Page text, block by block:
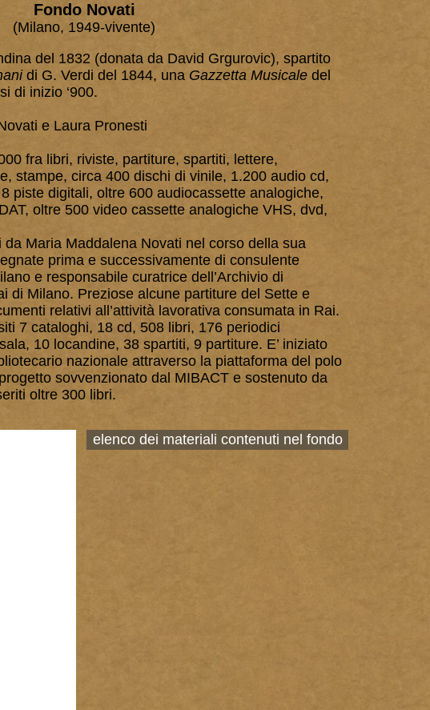
Fondo Novati
(Milano, 1949-vivente)
del 1832 (donata da David Grgurovic), spartito
di G. Verdi del 1844, una Gazzetta Musicale del
di inizio ‘900.
e Laura Pronesti
fra libri, riviste, partiture, spartiti, lettere,
stampe, circa 400 dischi di vinile, 1.200 audio cd,
piste digitali, oltre 600 audiocassette analogiche,
oltre 500 video cassette analogiche VHS, dvd,
Maria Maddalena Novati nel corso della sua
prima e successivamente di consulente
e responsabile curatrice dell’Archivio di
di Milano. Preziose alcune partiture del Sette e
relativi all’attività lavorativa consumata in Rai.
7 cataloghi, 18 cd, 508 libri, 176 periodici
10 locandine, 38 spartiti, 9 partiture. E’ iniziato
nazionale attraverso la piattaforma del polo
sovvenzionato dal MIBACT e sostenuto da
oltre 300 libri.
elenco dei materiali contenuti nel fondo